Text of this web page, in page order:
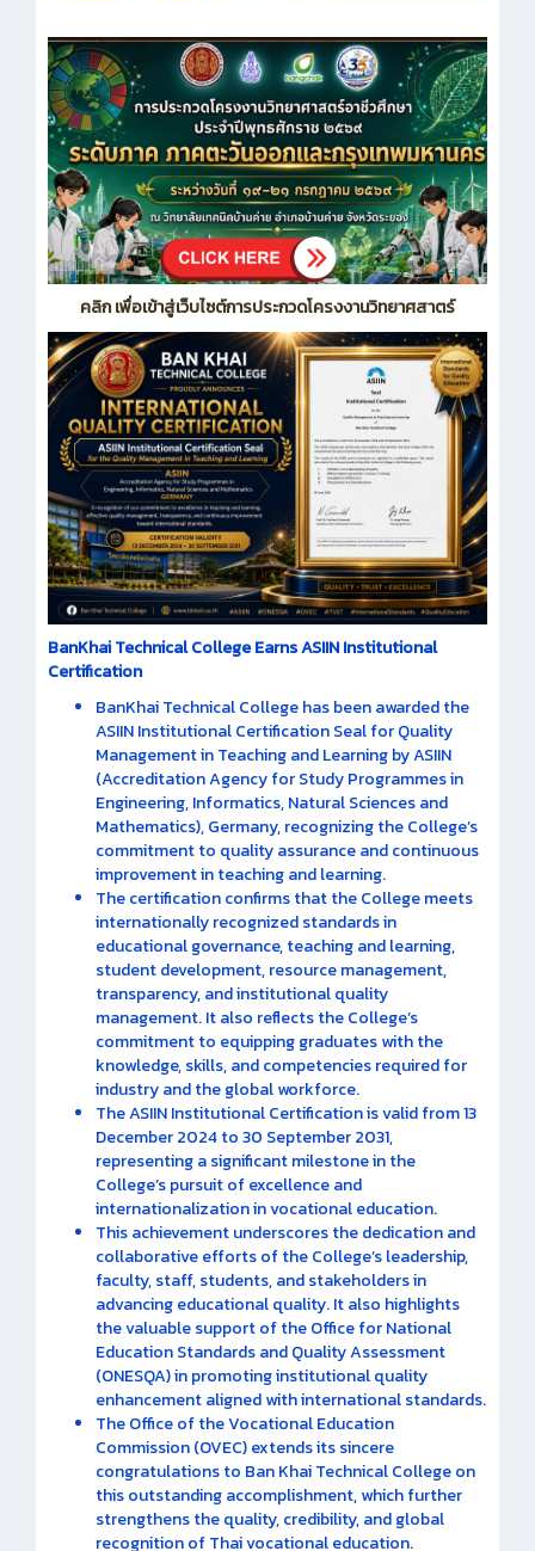
คลิก เพื่อเข้าสู่เว็บไซต์การประกวดโครงงานวิทยาศสาตร์
BanKhai Technical College Earns ASIIN Institutional
Certification
BanKhai Technical College has been awarded the
ASIIN Institutional Certification Seal for Quality
Management in Teaching and Learning by ASIIN
(Accreditation Agency for Study Programmes in
Engineering, Informatics, Natural Sciences and
Mathematics), Germany, recognizing the College’s
commitment to quality assurance and continuous
improvement in teaching and learning.
The certification confirms that the College meets
internationally recognized standards in
educational governance, teaching and learning,
student development, resource management,
transparency, and institutional quality
management. It also reflects the College’s
commitment to equipping graduates with the
knowledge, skills, and competencies required for
industry and the global workforce.
The ASIIN Institutional Certification is valid from 13
December 2024 to 30 September 2031,
representing a significant milestone in the
College’s pursuit of excellence and
internationalization in vocational education.
This achievement underscores the dedication and
collaborative efforts of the College’s leadership,
faculty, staff, students, and stakeholders in
advancing educational quality. It also highlights
the valuable support of the Office for National
Education Standards and Quality Assessment
(ONESQA) in promoting institutional quality
enhancement aligned with international standards.
The Office of the Vocational Education
Commission (OVEC) extends its sincere
congratulations to Ban Khai Technical College on
this outstanding accomplishment, which further
strengthens the quality, credibility, and global
recognition of Thai vocational education.